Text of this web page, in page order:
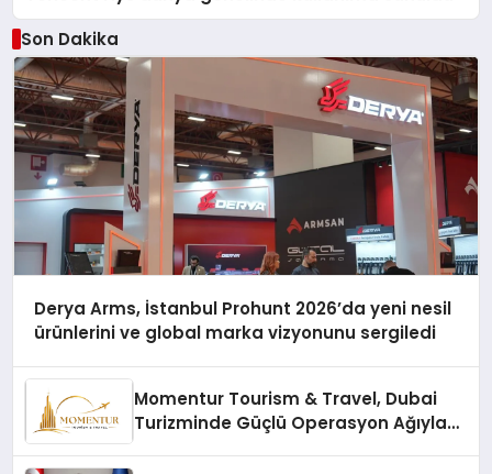
Son Dakika
Derya Arms, İstanbul Prohunt 2026’da yeni nesil
ürünlerini ve global marka vizyonunu sergiledi
Momentur Tourism & Travel, Dubai
Turizminde Güçlü Operasyon Ağıyla